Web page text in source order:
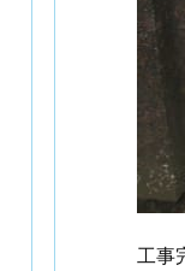
工事